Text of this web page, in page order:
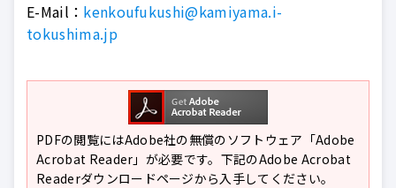
E-Mail： kenkoufukushi@kamiyama.i-
tokushima.jp
PDFの閲覧にはAdobe社の無償のソフトウェア「Adobe
Acrobat Reader」が必要です。下記のAdobe Acrobat
Readerダウンロードページから入手してください。